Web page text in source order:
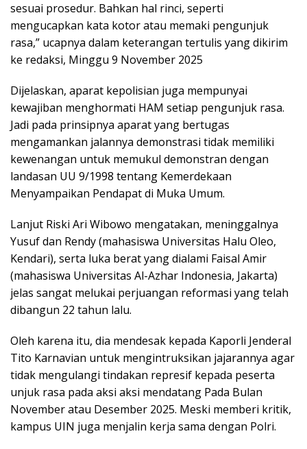
sesuai prosedur. Bahkan hal rinci, seperti
mengucapkan kata kotor atau memaki pengunjuk
rasa,” ucapnya dalam keterangan tertulis yang dikirim
ke redaksi, Minggu 9 November 2025
Dijelaskan, aparat kepolisian juga mempunyai
kewajiban menghormati HAM setiap pengunjuk rasa.
Jadi pada prinsipnya aparat yang bertugas
mengamankan jalannya demonstrasi tidak memiliki
kewenangan untuk memukul demonstran dengan
landasan UU 9/1998 tentang Kemerdekaan
Menyampaikan Pendapat di Muka Umum.
Lanjut Riski Ari Wibowo mengatakan, meninggalnya
Yusuf dan Rendy (mahasiswa Universitas Halu Oleo,
Kendari), serta luka berat yang dialami Faisal Amir
(mahasiswa Universitas Al-Azhar Indonesia, Jakarta)
jelas sangat melukai perjuangan reformasi yang telah
dibangun 22 tahun lalu.
Oleh karena itu, dia mendesak kepada Kaporli Jenderal
Tito Karnavian untuk mengintruksikan jajarannya agar
tidak mengulangi tindakan represif kepada peserta
unjuk rasa pada aksi aksi mendatang Pada Bulan
November atau Desember 2025. Meski memberi kritik,
kampus UIN juga menjalin kerja sama dengan Polri.